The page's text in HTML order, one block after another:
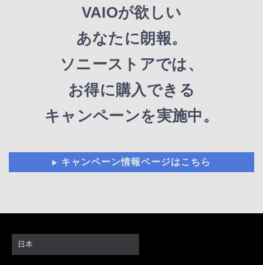
VAIOが欲しい
あなたに朗報。
ソニーストアでは、
お得に購入できる
キャンペーンを実施中。
キャンペーン情報ページはこちら
日本